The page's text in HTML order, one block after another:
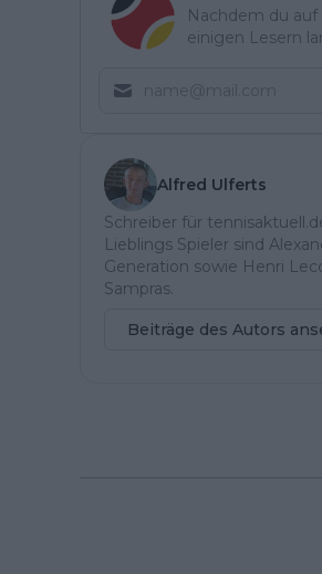
Nachdem du auf
einigen Lesern
Alfred Ulferts
Schreiber für
Lieblings Spieler sind
Generation sowie Henri
Sampras.
Beiträge des Autors